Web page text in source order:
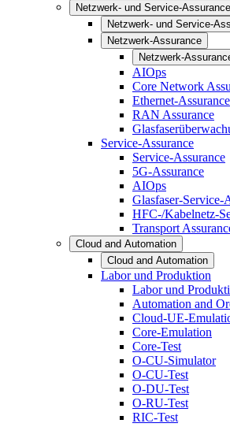
Netzwerk- und Service-Assurance
Netzwerk- und Service-
Netzwerk-Assurance
Netzwerk-
AIOps
Core Network
Ethernet-Assurance
RAN Assurance
Service-Assurance
Service-Assurance
5G-Assurance
AIOps
Glasfaser-Service-
HFC-/Kabelnetz-
Transport
Cloud and Automation
Cloud and Automation
Labor und Produktion
Labor und
Automation and
Cloud-UE-
Core-Emulation
Core-Test
O-CU-Simulator
O-CU-Test
O-DU-Test
O-RU-Test
RIC-Test